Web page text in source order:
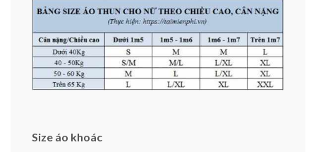
Size áo khoác